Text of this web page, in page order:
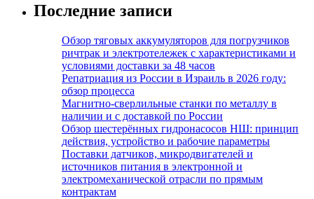
Последние записи
Обзор тяговых аккумуляторов для погрузчиков
ричтрак и электротележек с характеристиками и
условиями доставки за 48 часов
Репатриация из России в Израиль в 2026 году:
обзор процесса
Магнитно-сверлильные станки по металлу в
наличии и с доставкой по России
Обзор шестерённых гидронасосов НШ: принцип
действия, устройство и рабочие параметры
Поставки датчиков, микродвигателей и
источников питания в электронной и
электромеханической отрасли по прямым
контрактам